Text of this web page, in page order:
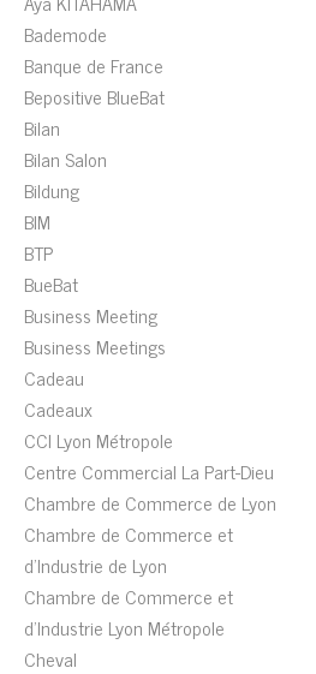
Bademode
Banque de France
Bepositive BlueBat
Bilan
Bilan Salon
Bildung
BIM
BTP
BueBat
Business Meeting
Business Meetings
Cadeau
Cadeaux
CCI Lyon Métropole
Centre Commercial La Part-Dieu
Chambre de Commerce de Lyon
Chambre de Commerce et
d'Industrie de Lyon
Chambre de Commerce et
d'Industrie Lyon Métropole
Cheval